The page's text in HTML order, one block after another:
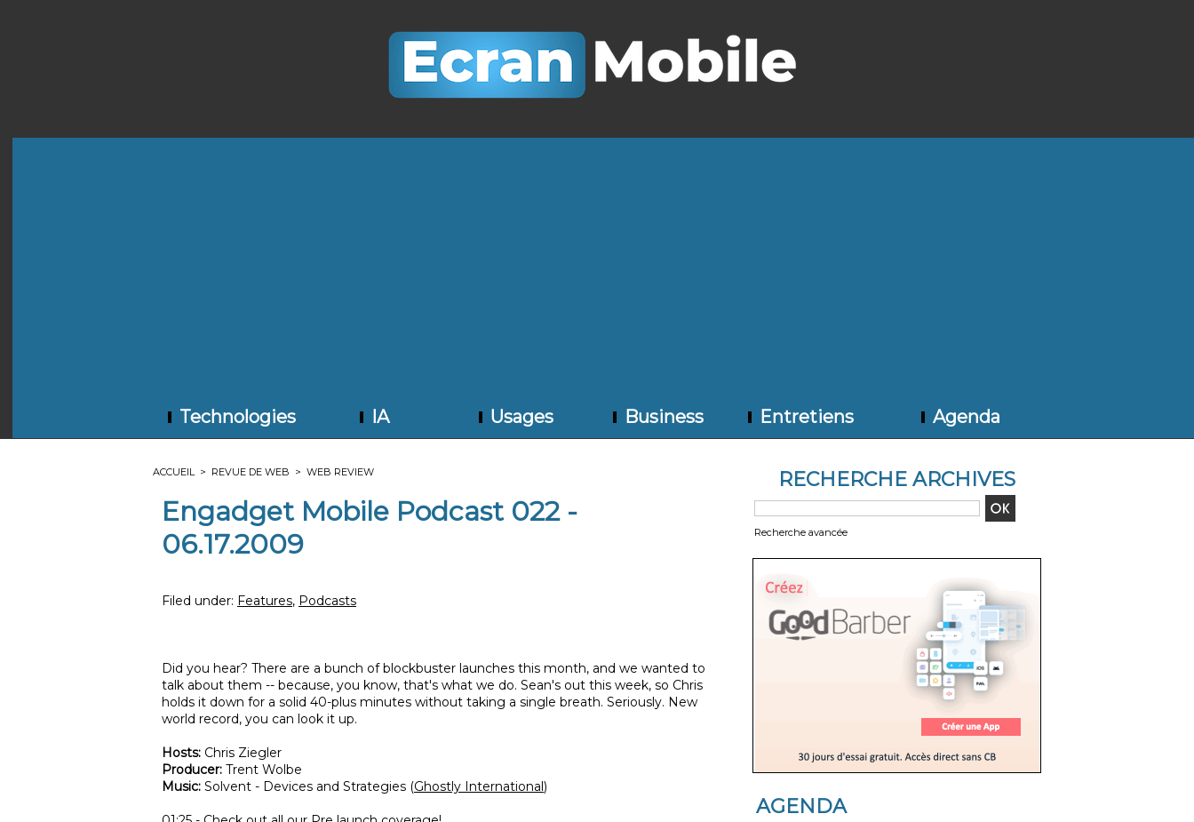
Technologies IA Usages Business Entretiens Agenda
ACCUEIL > REVUE DE WEB > WEB REVIEW
Engadget Mobile Podcast 022 -
06.17.2009
Filed under: Features, Podcasts
Did you hear? There are a bunch of blockbuster launches this month, and we wanted to
talk about them -- because, you know, that's what we do. Sean's out this week, so Chris
holds it down for a solid 40-plus minutes without taking a single breath. Seriously. New
world record, you can look it up.
Hosts: Chris Ziegler
Producer: Trent Wolbe
Music: Solvent - Devices and Strategies (Ghostly International)
RECHERCHE ARCHIVES
Recherche avancée
AGENDA